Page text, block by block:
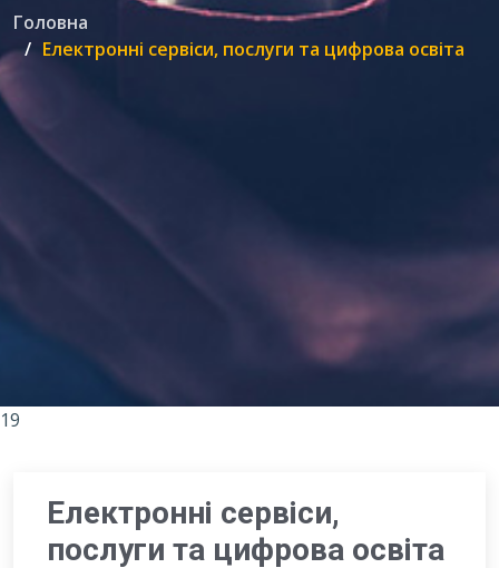
Головна
Електронні сервіси, послуги та цифрова освіта
19
Електронні сервіси,
послуги та цифрова освіта